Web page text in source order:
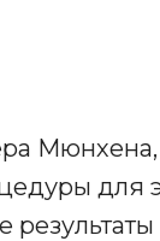
для
результаты